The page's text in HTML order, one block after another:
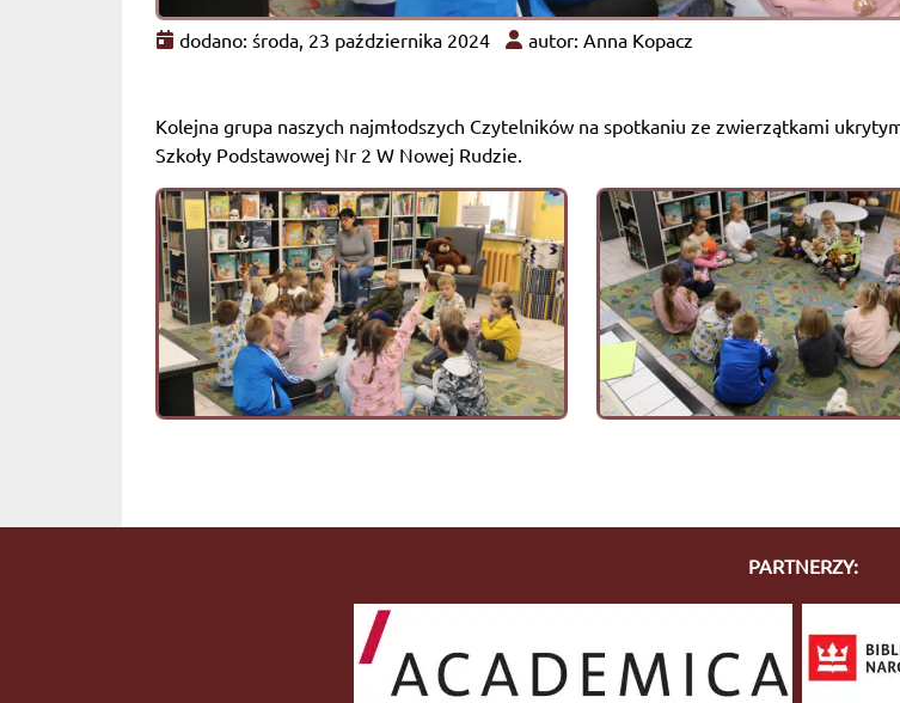
dodano: środa, 23 października 2024 autor: Anna Kopacz
Kolejna grupa naszych najmłodszych Czytelników na spotkaniu ze zwierzątkami
Szkoły Podstawowej Nr 2 W Nowej Rudzie.
PARTNERZY: